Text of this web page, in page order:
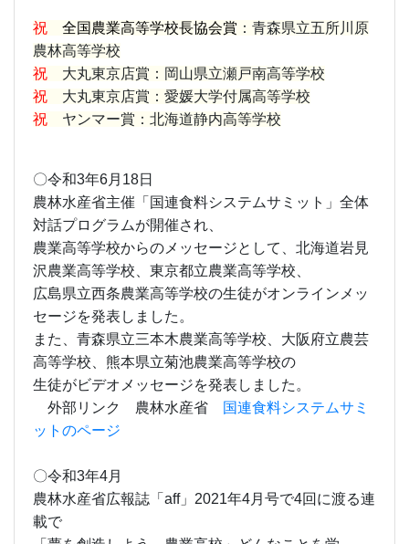
祝 全国農業高等学校長協会賞 ：青森県立五所川原
農林高等学校
祝 大丸東京店賞：岡山県立瀬戸南高等学校
祝 大丸東京店賞：愛媛大学付属高等学校
祝 ヤンマー賞：北海道静内高等学校
〇令和3年6月18日
農林水産省主催「国連食料システムサミット」全体
対話プログラムが開催され、
農業高等学校からのメッセージとして、北海道岩見
沢農業高等学校、東京都立農業高等学校、
広島県立西条農業高等学校の生徒がオンラインメッ
セージを発表しました。
また、青森県立三本木農業高等学校、大阪府立農芸
高等学校、熊本県立菊池農業高等学校の
生徒がビデオメッセージを発表しました。
外部リンク 農林水産省
国連食料システムサミ
ットのページ
〇令和3年4月
農林水産省広報誌「aff」2021年4月号で4回に渡る連
載で